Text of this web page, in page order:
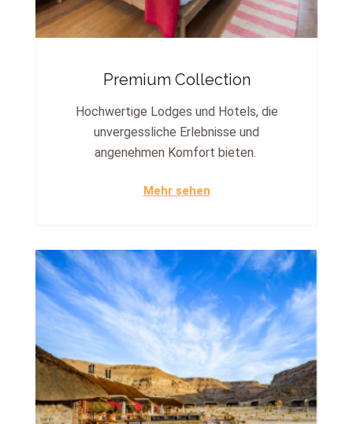
Premium Collection
Hochwertige Lodges und Hotels, die
unvergessliche Erlebnisse und
angenehmen Komfort bieten.
Mehr sehen